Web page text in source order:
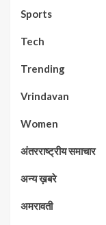
Sports
Tech
Trending
Vrindavan
Women
अंतरराष्ट्रीय समाचार
अन्य ख़बरे
अमरावती